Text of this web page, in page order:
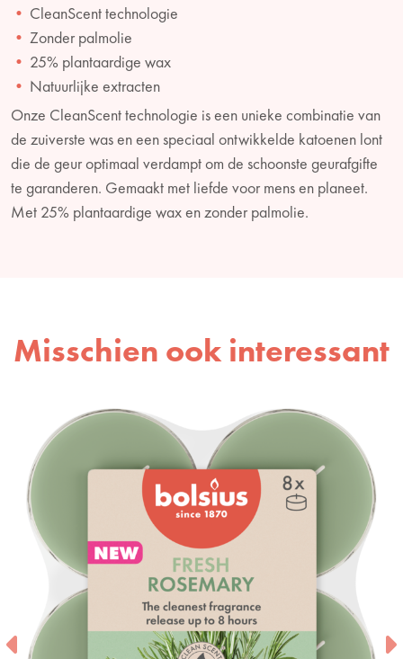
CleanScent technologie
Zonder palmolie
25% plantaardige wax
Natuurlijke extracten
Onze CleanScent technologie is een unieke combinatie van
de zuiverste was en een speciaal ontwikkelde katoenen lont
die de geur optimaal verdampt om de schoonste geurafgifte
te garanderen. Gemaakt met liefde voor mens en planeet.
Met 25% plantaardige wax en zonder palmolie.
Misschien ook interessant